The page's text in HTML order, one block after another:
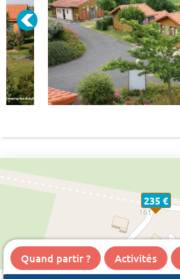
235 €
Quand partir ? Activités